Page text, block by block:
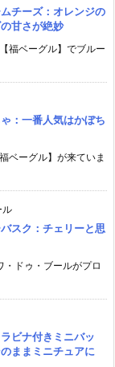
チーズ：オレンジの
甘さが絶妙
福ベーグル】でブルー
：一番人気はかぼち
ベーグル】が来ていま
ル
スク：チェリーと思
ドゥ・ブールがプロ
ビナ付きミニバッ
ままミニチュアに